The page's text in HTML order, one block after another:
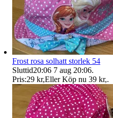
Frost rosa solhatt storlek 54
Sluttid20:06 7 aug 20:06.
Pris:29 kr,Eller Köp nu 39 kr,.